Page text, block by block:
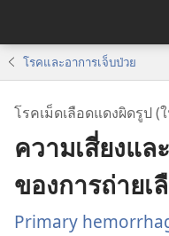
โรคและอาการเจ็บป่วย
โรคเม็ดเลือดแดงผิดรูป (
ความเสี่ยงแ
ของการถ่ายเ
Primary